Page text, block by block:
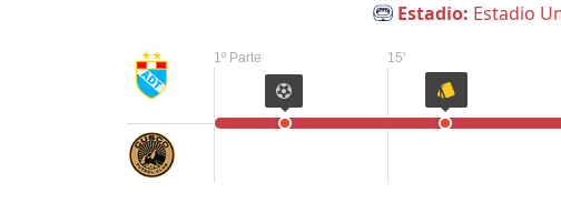
Estadio: Estadio
1º Parte 15'